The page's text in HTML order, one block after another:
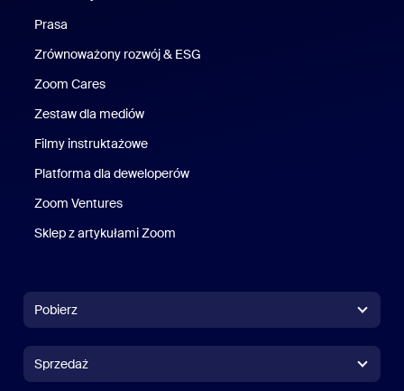
Prasa
Zrównoważony rozwój & ESG
Zoom Cares
Zestaw dla mediów
Filmy instruktażowe
Platforma dla deweloperów
Zoom Ventures
Sklep z artykułami Zoom
Pobierz
Aplikacja Zoom RoomsAplikacja Zoom Rooms
Sprzedaż